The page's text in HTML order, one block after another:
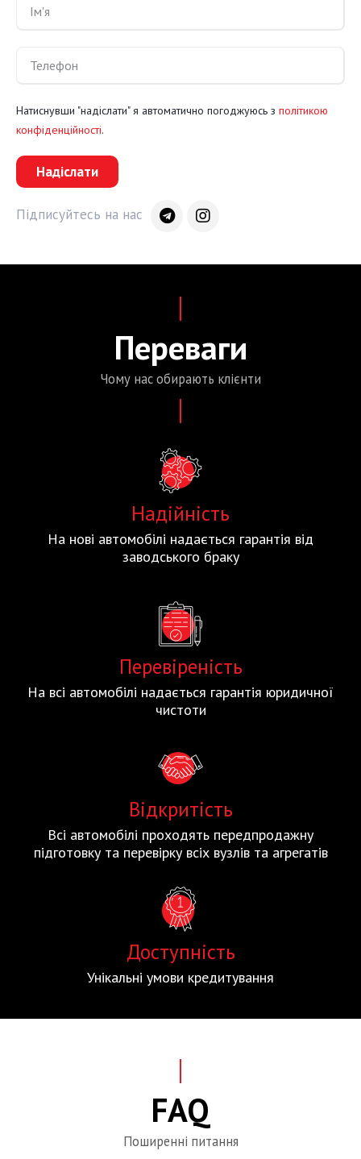
Натиснувши "надіслати" я автоматично погоджуюсь з політикою
конфіденційності.
Надіслати
Підписуйтесь на нас
Переваги
Чому насобирають клієнти
Надійність
На нові автомобілі надається гарантія від
заводського браку
Перевіреність
На всі автомобілі надається гарантія юридичної
чистоти
Відкритість
Всі автомобілі проходять передпродажну
підготовку та перевірку всіх вузлів та агрегатів
Доступність
Унікальні умови кредитування
FAQ
Поширенні питання